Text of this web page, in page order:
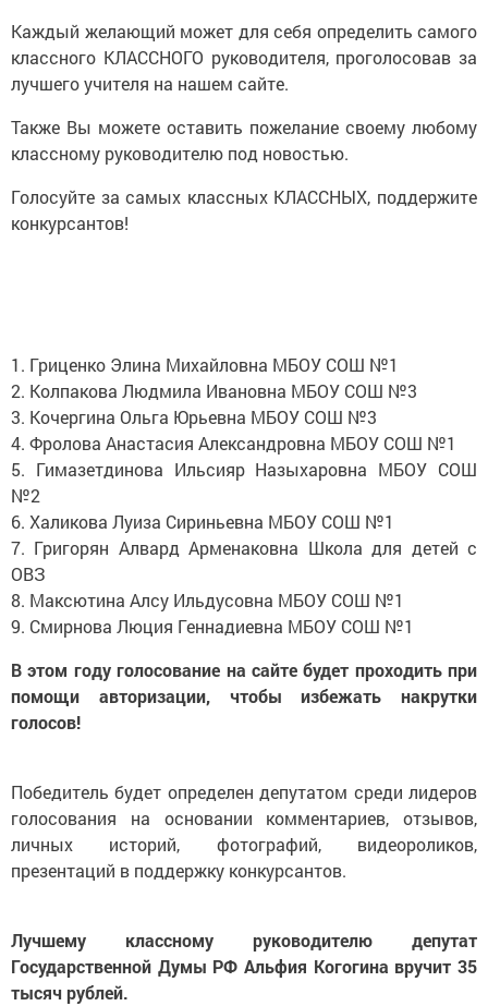
Каждый желающий может для себя определить самого
классного КЛАССНОГО руководителя, проголосовав за
лучшего учителя на нашем сайте.
Также Вы можете оставить пожелание своему любому
классному руководителю под новостью.
Голосуйте за самых классных КЛАССНЫХ, поддержите
конкурсантов!
1. Гриценко Элина Михайловна МБОУ СОШ №1
2. Колпакова Людмила Ивановна МБОУ СОШ №3
3. Кочергина Ольга Юрьевна МБОУ СОШ №3
4. Фролова Анастасия Александровна МБОУ СОШ №1
5. Гимазетдинова Ильсияр Назыхаровна МБОУ СОШ
№2
6. Халикова Луиза Сириньевна МБОУ СОШ №1
7. Григорян Алвард Арменаковна Школа для детей с
ОВЗ
8. Максютина Алсу Ильдусовна МБОУ СОШ №1
9. Смирнова Люция Геннадиевна МБОУ СОШ №1
В этом году голосование на сайте будет проходить при
помощи авторизации, чтобы избежать накрутки
голосов!
Победитель будет определен депутатом среди лидеров
голосования на основании комментариев, отзывов,
личных историй, фотографий, видеороликов,
презентаций в поддержку конкурсантов.
Лучшему классному руководителю депутат
Государственной Думы РФ Альфия Когогина вручит 35
тысяч рублей.